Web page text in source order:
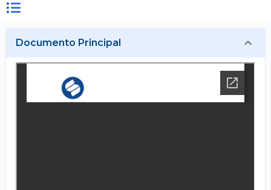
Documento Principal